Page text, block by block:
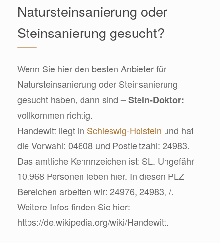
Natursteinsanierung oder
Steinsanierung gesucht?
Wenn Sie hier den besten Anbieter für
Natursteinsanierung oder Steinsanierung
gesucht haben, dann sind– Stein-Doktor:
vollkommen richtig.
Handewitt liegt in Schleswig-Holstein und hat
die Vorwahl: 04608 und Postleitzahl: 24983.
Das amtliche Kennnzeichen ist: SL. Ungefähr
10.968 Personen leben hier. In diesen PLZ
Bereichen arbeiten wir: 24976, 24983, /.
Weitere Infos finden Sie hier:
https://de.wikipedia.org/wiki/Handewitt.